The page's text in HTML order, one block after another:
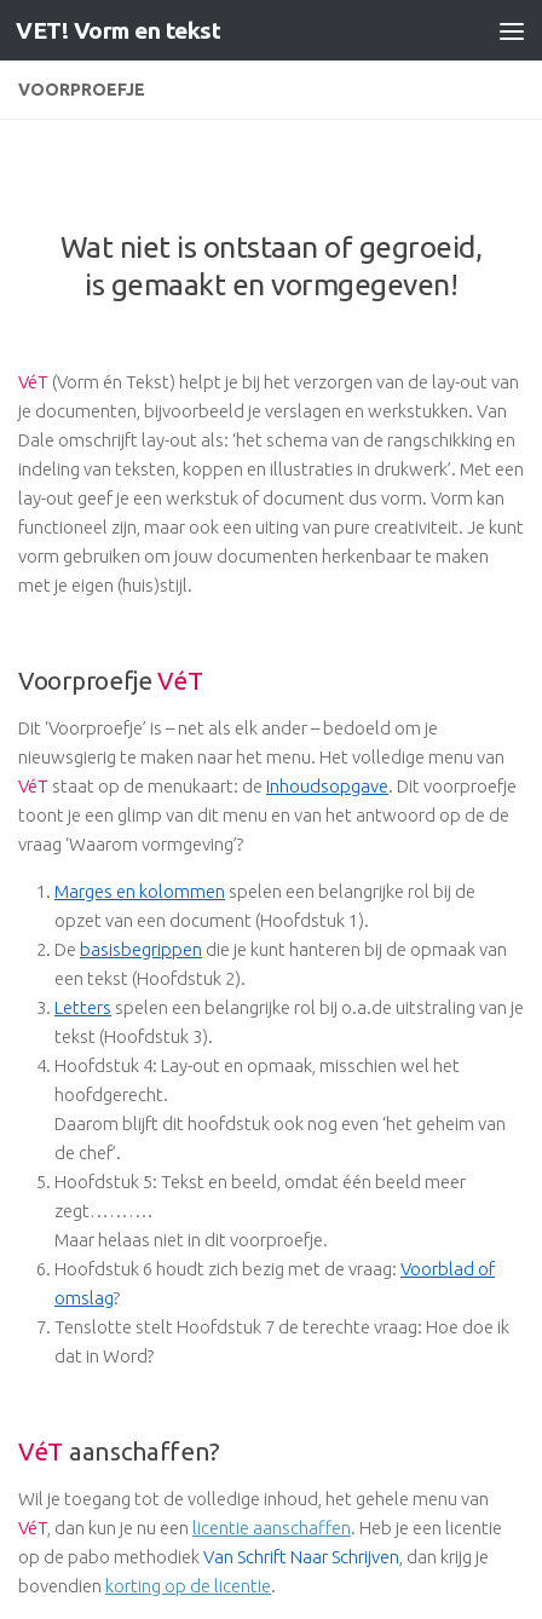
Doorgaan naar inhoud
VET! Vorm en tekst
VOORPROEFJE
Wat niet is ontstaan of gegroeid,
is gemaakt en vormgegeven!
VéT (Vorm én Tekst) helpt je bij het verzorgen van de lay-out van
je documenten, bijvoorbeeld je verslagen en werkstukken. Van
Dale omschrijft lay-out als: ‘het schema van de rangschikking en
indeling van teksten, koppen en illustraties in drukwerk’. Met een
lay-out geef je een werkstuk of document dus vorm. Vorm kan
functioneel zijn, maar ook een uiting van pure creativiteit. Je kunt
vorm gebruiken om jouw documenten herkenbaar te maken
met je eigen (huis)stijl.
VoorproefjeVéT
Dit ‘Voorproefje’ is – net als elk ander – bedoeld om je
nieuwsgierig te maken naar het menu. Het volledige menu van
VéT staat op de menukaart: de Inhoudsopgave. Dit voorproefje
toont je een glimp van dit menu en van het antwoord op de de
vraag ‘Waarom vormgeving’?
Marges en kolommen spelen een belangrijke rol bij de
opzet van een document (Hoofdstuk 1).
De basisbegrippen die je kunt hanteren bij de opmaak van
een tekst (Hoofdstuk 2).
Letters spelen een belangrijke rol bij o.a.de uitstraling van je
tekst (Hoofdstuk 3).
Hoofdstuk 4: Lay-out en opmaak, misschien wel het
hoofdgerecht.
Daarom blijft dit hoofdstuk ook nog even ‘het geheim van
de chef’.
Hoofdstuk 5: Tekst en beeld, omdat één beeld meer
zegt……….
Maar helaas niet in dit voorproefje.
Hoofdstuk 6 houdt zich bezig met de vraag: Voorblad of
omslag?
Tenslotte stelt Hoofdstuk 7 de terechte vraag: Hoe doe ik
dat in Word?
VéT aanschaffen?
Wil je toegang tot de volledige inhoud, het gehele menu van
VéT, dan kun je nu een licentie aanschaffen. Heb je een licentie
op de pabo methodiek Van Schrift Naar Schrijven , dan krijg je
bovendien korting op de licentie.